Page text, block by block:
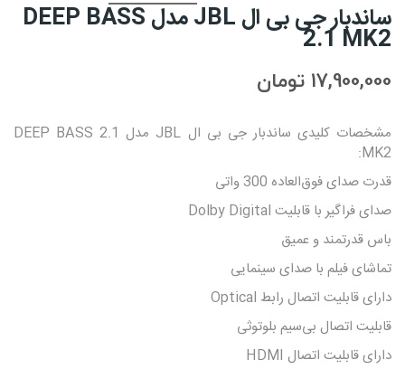
ساندبار جی بی ال JBL مدل DEEP BASS
2.1 MK2
17,900,000 تومان
مشخصات کلیدی ساندبار جی بی ال JBL مدل DEEP BASS 2.1
MK2:
قدرت صدای فوق‌العاده 300 واتی
صدای فراگیر با قابلیت Dolby Digital
باس قدرتمند و عمیق
تماشای فیلم با صدای سینمایی
دارای قابلیت اتصال رابط Optical
قابلیت اتصال بی‌سیم بلوتوثی
دارای قابلیت اتصال HDMI